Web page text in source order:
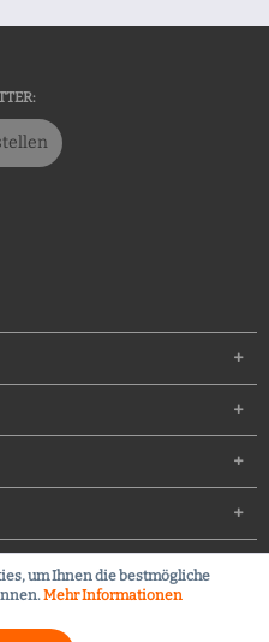
Kontakt
um Ihnen die bestmögliche
Mehr Informationen